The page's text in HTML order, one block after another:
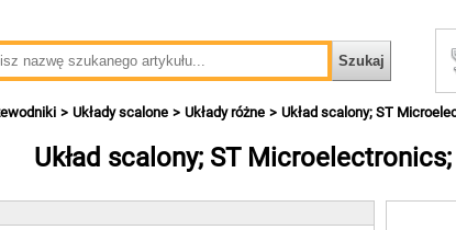
Układy scalone Układy różne Układ scalony; ST
Układ scalony; ST